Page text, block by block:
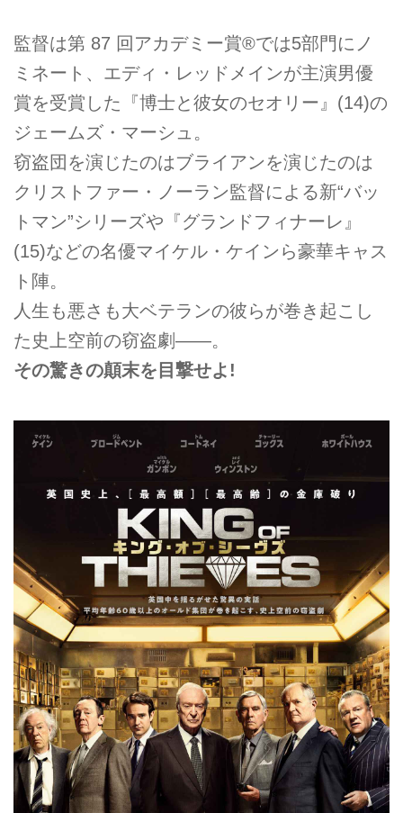
監督は第 87 回アカデミー賞®では5部門にノ
ミネート、エディ・レッドメインが主演男優
賞を受賞した『博士と彼女のセオリー』(14)の
ジェームズ・マーシュ。
窃盗団を演じたのはブライアンを演じたのは
クリストファー・ノーラン監督による新“バッ
トマン”シリーズや『グランドフィナーレ』
(15)などの名優マイケル・ケインら豪華キャス
ト陣。
人生も悪さも大ベテランの彼らが巻き起こし
た史上空前の窃盗劇――。
その驚きの顛末を目撃せよ!